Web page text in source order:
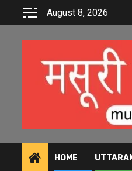
August 8, 2026
HOME